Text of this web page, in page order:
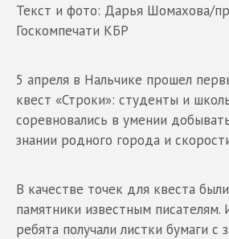
Текст и фото: Дарья Шомахова/
Госкомпечати КБР
5 апреля в Нальчике прошел
квест «Строки»: студенты и
соревновались в умении
знании родного города и
В качестве точек для квеста
памятники известным писателям.
ребята получали листки бумаги с